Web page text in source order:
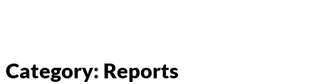
Category: Reports